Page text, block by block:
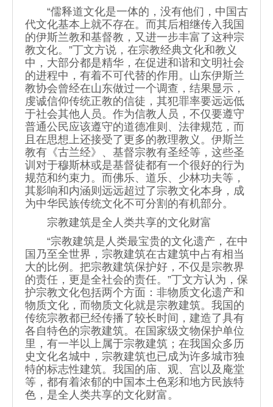
“儒释道文化是一体的，没有他们，中国古
代文化基本上就不存在。而其后相继传入我国
的伊斯兰教和基督教，又进一步丰富了这种宗
教文化。”丁文方说，在宗教经典文化和教义
中，大部分都是精华，在促进和谐和文明社会
的进程中，有着不可代替的作用。山东伊斯兰
教协会曾经在山东做过一个调查，结果显示，
虔诚信仰传统正教的信徒，其犯罪率要远远低
于社会其他人员。作为信教人员，不仅要遵守
普通公民应该遵守的道德准则、法律规范，而
且在思想上还接受了更多的教理教义。伊斯兰
教有《古兰经》、基督宗教有圣经等，这些圣
训对于穆斯林或是基督徒都有一个很好的行为
规范和约束力。而佛乐、道乐、少林功夫等，
其影响和内涵则远远超过了宗教文化本身，成
为中华民族传统文化不可分割的有机部分。
宗教建筑是全人类共享的文化财富
“宗教建筑是人类最宝贵的文化遗产，在中
国乃至全世界，宗教建筑在古建筑中占有相当
大的比例。把宗教建筑保护好，不仅是宗教界
的责任，更是全社会的责任。”丁文方认为，保
护宗教文化包括两个方面：非物质文化遗产和
物质文化，而物质文化就是宗教建筑。我国的
传统宗教都已经传播了较长时间，建造了具有
各自特色的宗教建筑。在国家级文物保护单位
里，有一半以上属于宗教建筑；在我国众多历
史文化名城中，宗教建筑也已成为许多城市独
特的标志性建筑。我国的庙、观、宫以及庵堂
等，都有着浓郁的中国本土色彩和地方民族特
色，是全人类共享的文化财富。